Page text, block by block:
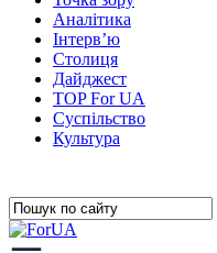
Аналітика
Інтерв’ю
Столиця
Дайджест
TOP For UA
Суспiльство
Культура